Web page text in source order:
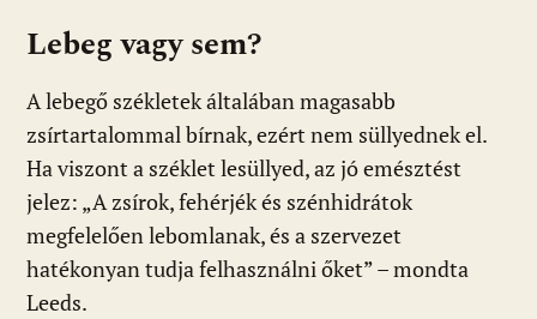
Lebeg vagy sem?
A lebegő székletek általában magasabb
zsírtartalommal bírnak, ezért nem süllyednek el.
Ha viszont a széklet lesüllyed, az jó emésztést
jelez: „A zsírok, fehérjék és szénhidrátok
megfelelően lebomlanak, és a szervezet
hatékonyan tudja felhasználni őket” – mondta
Leeds.